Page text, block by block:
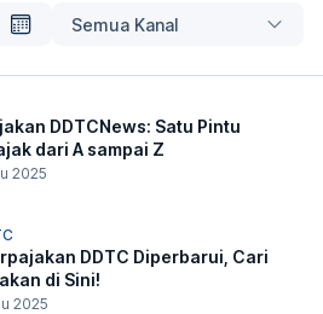
Semua Kanal
DDTCNews: Satu Pintu
dari A sampai Z
2025
DDTC Diperbarui, Cari
di Sini!
2025